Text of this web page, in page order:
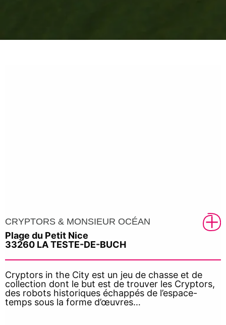
CRYPTORS & MONSIEUR OCÉAN
Plage du Petit Nice
33260 LA TESTE-DE-BUCH
Cryptors in the City est un jeu de chasse et de
collection dont le but est de trouver les Cryptors,
des robots historiques échappés de l’espace-
temps sous la forme d’œuvres…